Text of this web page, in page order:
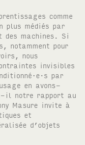
comme
plus médiés par
des machines. Si
notamment pour
nous
invisibles
par
en avons-
il notre rapport au
Masure invite à
et
d’objets